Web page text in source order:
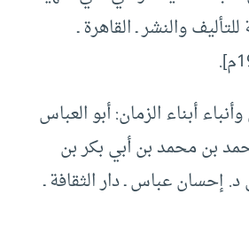
والنشر ـ القاهرة ـ
أبناء الزمان: أبو العباس
بن محمد بن أبي بكر بن
إحسان عباس ـ دار الثقافة ـ